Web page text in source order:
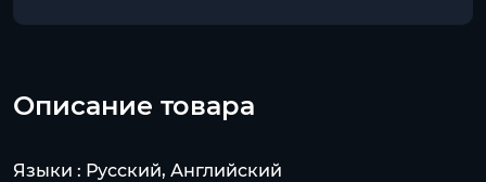
Описание товара
Языки : Русский, Английский